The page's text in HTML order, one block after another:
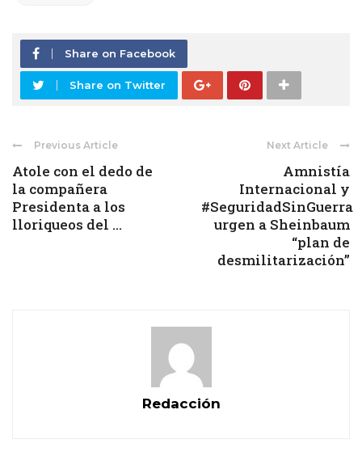
Share on Facebook
Share on Twitter
Previous Article
Atole con el dedo de
la compañera
Presidenta a los
lloriqueos del ...
Next Article
Amnistía
Internacional y
#SeguridadSinGuerra
urgen a Sheinbaum
“plan de
desmilitarización”
Redacción